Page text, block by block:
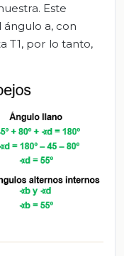
Este
ángulo a, con
T1, por lo tanto,